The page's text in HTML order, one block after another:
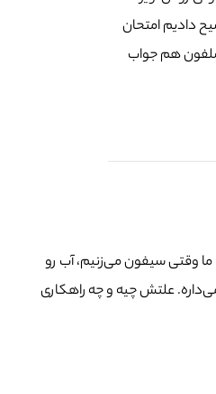
دادیم امتحان
هم جواب
وقتی سیفون می‌زنیم، آب رو
علتش چیه و چه راهکاری